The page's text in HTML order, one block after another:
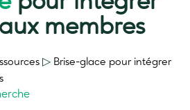
membres
▷ Brise-glace pour intégrer